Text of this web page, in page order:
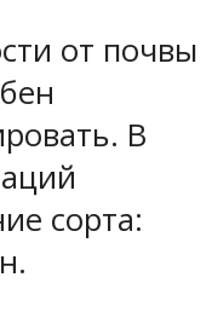
от почвы
В
сорта: